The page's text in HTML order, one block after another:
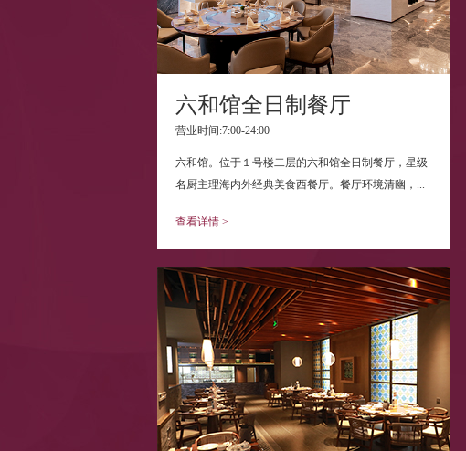
六和馆全日制餐厅
营业时间:7:00-24:00
六和馆。位于１号楼二层的六和馆全日制餐厅，星级
名厨主理海内外经典美食西餐厅。餐厅环境清幽，...
查看详情 >